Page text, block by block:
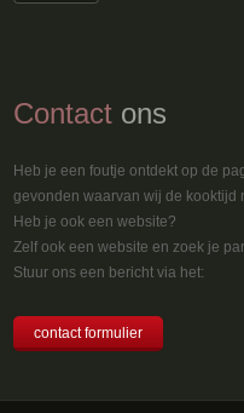
Contact ons
Heb je een foutje ontdekt op de
gevonden waarvan wij de kooktijd
Heb je ook een website?
Zelf ook een website en zoek je
Stuur ons een bericht via het:
contact formulier